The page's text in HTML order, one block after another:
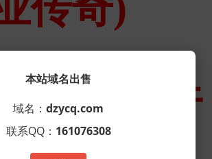
本站域名出售
域名： dzycq.com
联系QQ： 161076308